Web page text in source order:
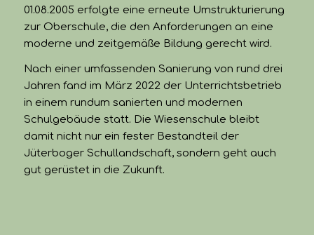
01.08.2005 erfolgte eine erneute Umstrukturierung
zur Oberschule, die den Anforderungen an eine
moderne und zeitgemäße Bildung gerecht wird.
Nach einer umfassenden Sanierung von rund drei
Jahren fand im März 2022 der Unterrichtsbetrieb
in einem rundum sanierten und modernen
Schulgebäude statt. Die Wiesenschule bleibt
damit nicht nur ein fester Bestandteil der
Jüterboger Schullandschaft, sondern geht auch
gut gerüstet in die Zukunft.